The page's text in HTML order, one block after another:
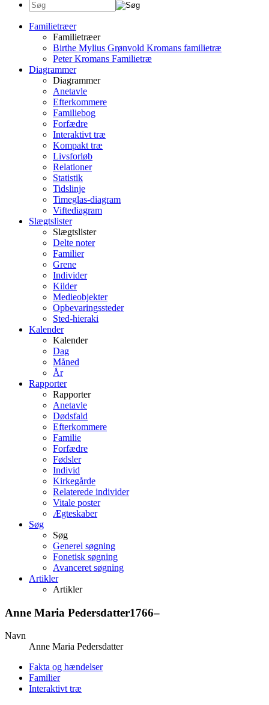
Familietræer
Familietræer
Birthe Mylius Grønvold Kromans familietræ
Peter Kromans Familietræ
Diagrammer
Diagrammer
Anetavle
Efterkommere
Familiebog
Forfædre
Interaktivt træ
Kompakt træ
Livsforløb
Relationer
Statistik
Tidslinje
Timeglas-diagram
Viftediagram
Slægtslister
Slægtslister
Delte noter
Familier
Grene
Individer
Kilder
Medieobjekter
Opbevaringssteder
Sted-hieraki
Kalender
Kalender
Dag
Måned
År
Rapporter
Rapporter
Anetavle
Dødsfald
Efterkommere
Familie
Forfædre
Fødsler
Individ
Kirkegårde
Relaterede individer
Vitale poster
Ægteskaber
Søg
Søg
Generel søgning
Fonetisk søgning
Avanceret søgning
Artikler
Artikler
Anne Maria Pedersdatter1766–
Navn
Anne Maria Pedersdatter
Fakta og hændelser
Familier
Interaktivt træ